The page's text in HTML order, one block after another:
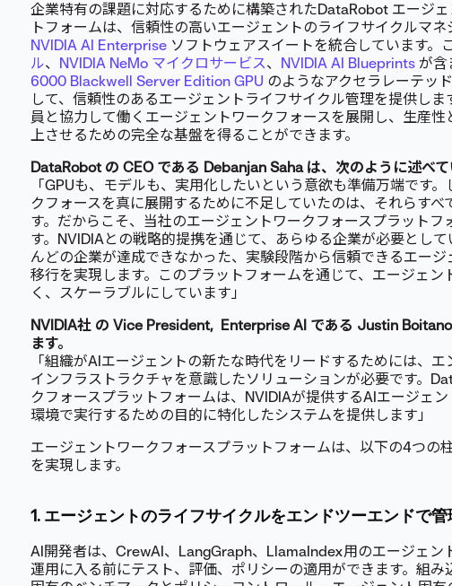
企業特有の課題に対応するために構築されたDataRobot エージ
トフォームは、信頼性の高いエージェントのライフサイクルマネ
NVIDIA AI Enterprise ソフトウェアスイートを統合しています。
ル、 NVIDIA NeMo マイクロサービス、 NVIDIA AI Blueprints が含
6000 Blackwell Server Edition GPU のようなアクセラレーテッ
して、信頼性のあるエージェントライフサイクル管理を提供し
員と協力して働くエージェントワークフォースを展開し、生産
上させるための完全な基盤を得ることができます。
DataRobot の CEO である Debanjan Saha は、次のように述べて
「GPUも、モデルも、実用化したいという意欲も準備万端です
クフォースを真に展開するために不足していたのは、それらすべ
す。だからこそ、当社のエージェントワークフォースプラットフ
す。NVIDIAとの戦略的提携を通じて、あらゆる企業が必要とし
んどの企業が達成できなかった、実験段階から信頼できるエー
移行を実現します。このプラットフォームを通じて、エージェン
く、スケーラブルにしています」
NVIDIA社 の Vice President, Enterprise AI である Justin
ます。
「組織がAIエージェントの新たな時代をリードするためには、
インフラストラクチャを意識したソリューションが必要です。
クフォースプラットフォームは、NVIDIAが提供するAIエージェ
環境で実行するための目的に特化したシステムを提供します」
エージェントワークフォースプラットフォームは、以下の4つの
を実現します。
1. エージェントのライフサイクルをエンドツーエンドで管
AI開発者は、CrewAI、LangGraph、LlamaIndex用のエージェン
運用に入る前にテスト、評価、ポリシーの適用ができます。組み